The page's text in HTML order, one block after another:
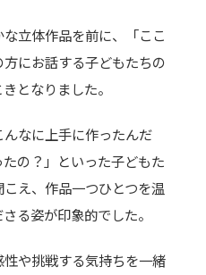
立体作品を前に、「ここ
にお話する子どもたちの
となりました。
なに上手に作ったんだ
の？」といった子どもた
え、作品一つひとつを温
る姿が印象的でした。
や挑戦する気持ちを一緒